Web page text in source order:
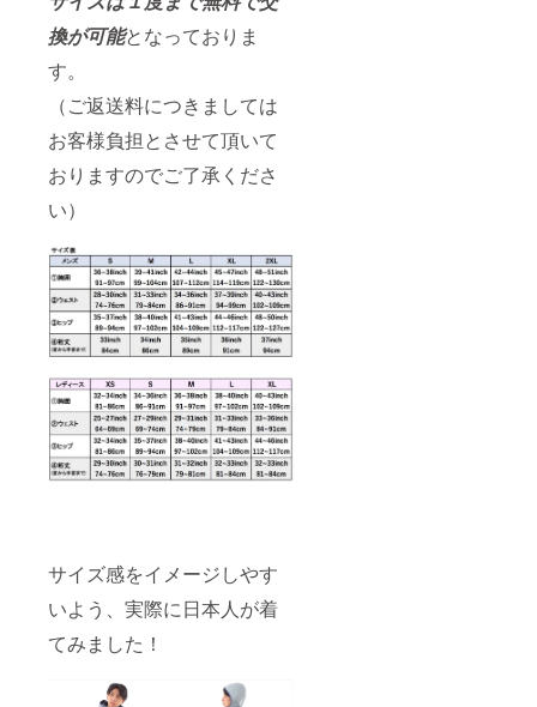
換が可能となっておりま
す。
（ご返送料につきましては
お客様負担とさせて頂いて
おりますのでご了承くださ
い）
サイズ感をイメージしやす
いよう、実際に日本人が着
てみました！